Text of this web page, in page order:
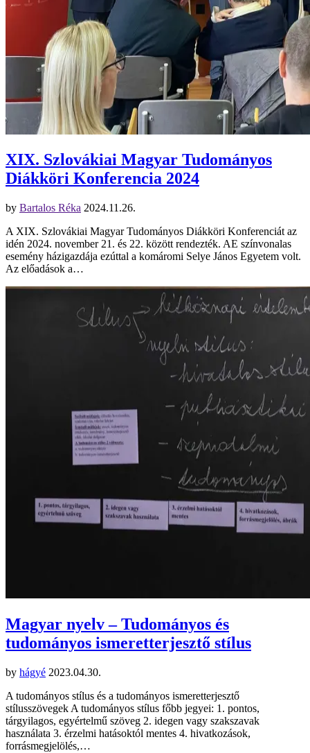
XIX. Szlovákiai Magyar Tudományos
Diákköri Konferencia 2024
by Bartalos Réka 2024.11.26.
A XIX. Szlovákiai Magyar Tudományos Diákköri Konferenciát az
idén 2024. november 21. és 22. között rendezték. AE színvonalas
esemény házigazdája ezúttal a komáromi Selye János Egyetem volt.
Az előadások a…
Magyar nyelv – Tudományos és
tudományos ismeretterjesztő stílus
by hágyé 2023.04.30.
A tudományos stílus és a tudományos ismeretterjesztő
stílusszövegek A tudományos stílus főbb jegyei: 1. pontos,
tárgyilagos, egyértelmű szöveg 2. idegen vagy szakszavak
használata 3. érzelmi hatásoktól mentes 4. hivatkozások,
forrásmegjelölés,…